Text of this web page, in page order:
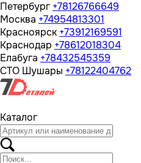
Петербург +78126766649
Москва +74954813301
Красноярск +73912169591
Краснодар +78612018304
Елабуга +78432545359
СТО Шушары +78122404762
Каталог